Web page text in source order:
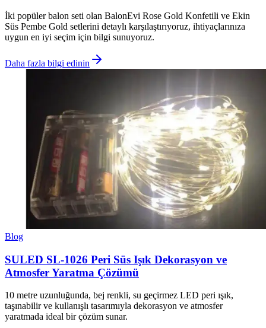
İki popüler balon seti olan BalonEvi Rose Gold Konfetili ve Ekin
Süs Pembe Gold setlerini detaylı karşılaştırıyoruz, ihtiyaçlarınıza
uygun en iyi seçim için bilgi sunuyoruz.
Daha fazla bilgi edinin
Blog
SULED SL-1026 Peri Süs Işık Dekorasyon ve
Atmosfer Yaratma Çözümü
10 metre uzunluğunda, bej renkli, su geçirmez LED peri ışık,
taşınabilir ve kullanışlı tasarımıyla dekorasyon ve atmosfer
yaratmada ideal bir çözüm sunar.